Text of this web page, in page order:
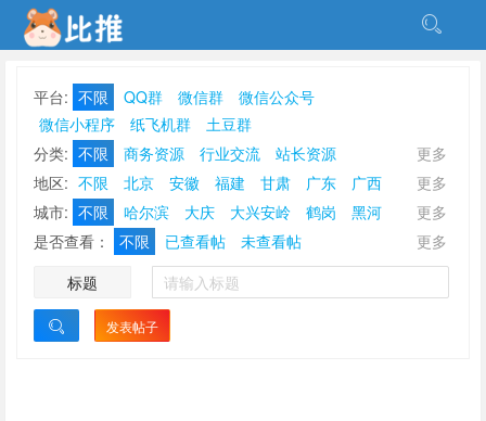
平台: 不限 QQ群 微信群
微信公众号
微信小程序
纸飞机群
土豆群
分类: 不限 商务资源 行业交流
站长资源
点赞刷单
放单接单 甲乙互金 软件开发
游戏棋牌
社群营销
地推校推 刷量补量
资源互换
ASO优化刷榜
休闲娱乐 其他分类
更多
地区: 不限 北京 安徽 福建 甘肃 广东
广西
贵州
海南 河北 河南 黑龙江 湖北 湖南
吉林
江苏
江西 辽宁 内蒙古 宁夏 青海
四川 天津 西藏 新疆 云南
浙江
重庆
香港 台湾
更多
城市: 不限 哈尔滨 大庆 大兴安岭 鹤岗
黑河
鸡西
佳木斯 牡丹江 七台河 齐齐哈尔
更多
是否查看：
不限 已查看帖 未查看帖
更多
标题
 发表帖子